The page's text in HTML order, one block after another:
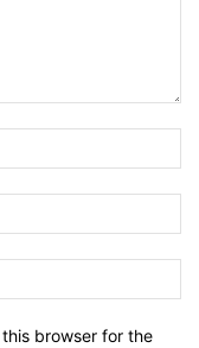
browser for the